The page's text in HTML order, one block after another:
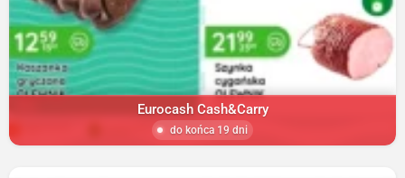
Eurocash Cash&Carry
do końca 19 dni